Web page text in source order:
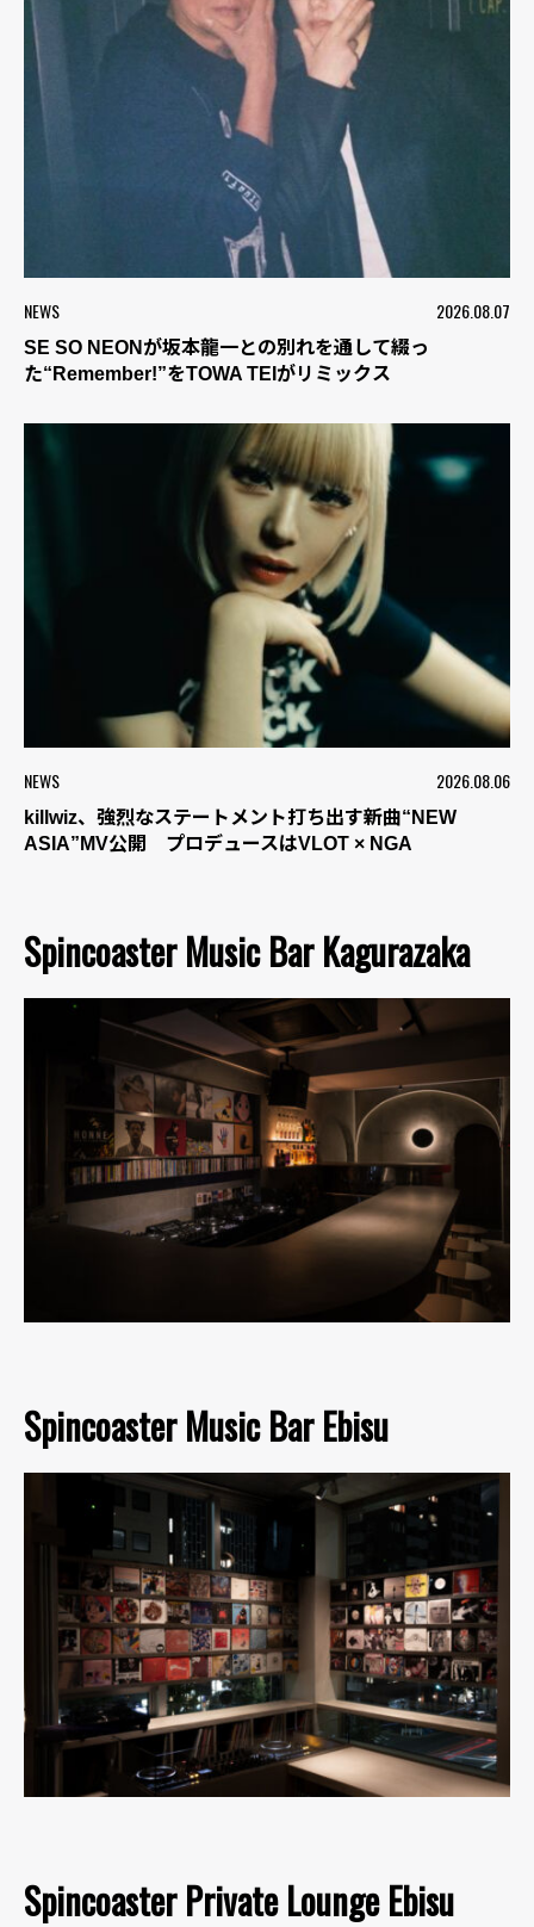
NEWS 2026.08.07
SE SO NEONが坂本龍一との別れを通して綴っ
た“Remember!”をTOWA TEIがリミックス
NEWS 2026.08.06
killwiz、強烈なステートメント打ち出す新曲“NEW
ASIA”MV公開 プロデュースはVLOT × NGA
Spincoaster Music Bar Kagurazaka
Spincoaster Music Bar Ebisu
Spincoaster Private Lounge Ebisu